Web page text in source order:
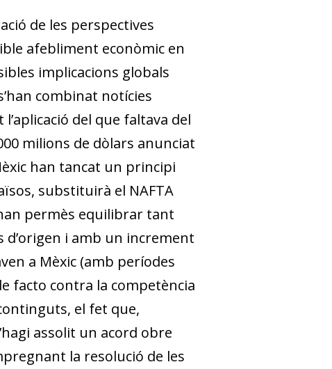
de les perspectives
afebliment econòmic en
implicacions globals
combinat notícies
del que faltava del
milions de dòlars anunciat
han tancat un principi
substituirà el NAFTA
permès equilibrar tant
d’origen i amb un increment
a Mèxic (amb períodes
facto contra la competència
el fet que,
assolit un acord obre
la resolució de les